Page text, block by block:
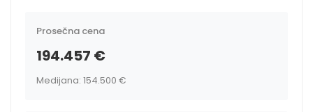
Prosečna cena
194.457 €
Medijana: 154.500 €